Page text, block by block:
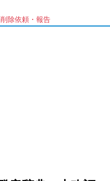
削除依頼・報告